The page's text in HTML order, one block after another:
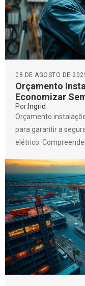
Orçamento
Economizar
08 DE AGOSTO DE
Por: Ingrid
Orçamento
para garantir a
elétrico.